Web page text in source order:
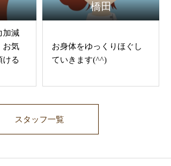
加減
お気
ける
橋田
お身体をゆっくりほぐし
ていきます(^^)
スタッフ一覧